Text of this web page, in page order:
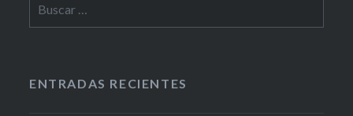
ENTRADAS RECIENTES